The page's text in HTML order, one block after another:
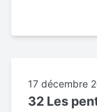
17 décembre
32 Les